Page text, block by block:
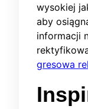
wysokiej
aby
informacji
gresowa